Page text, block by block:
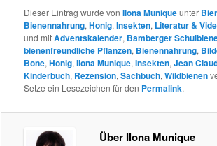
Dieser Eintrag wurde vonIlona Muniqueunter
Bienennahrung,Honig,Insekten, Literatur &
und mitAdventskalender, Bamberger
bienenfreundliche Pflanzen, Bienennahrung,
Bone,Honig,Ilona Munique,Insekten,Jean
Kinderbuch, Rezension,Sachbuch,Wildbienen
Setze ein Lesezeichen für den Permalink.
Über Ilona Munique